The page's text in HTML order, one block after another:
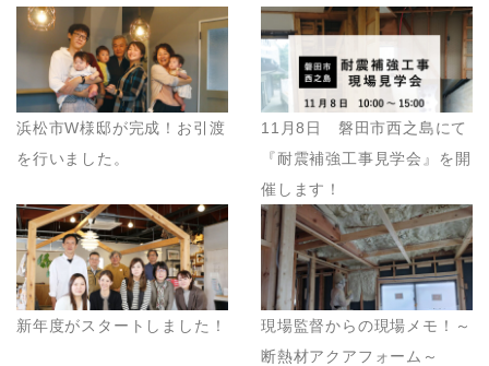
浜松市W様邸が完成！お引渡
を行いました。
11月8日 磐田市西之島にて
『耐震補強工事見学会』を開
催します！
新年度がスタートしました！
現場監督からの現場メモ！～
断熱材アクアフォーム～